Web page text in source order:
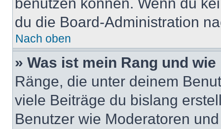
du die Board-Administration
Nach oben
» Was ist mein Rang und
Ränge, die unter deinem
viele Beiträge du bislang
Benutzer wie Moderatoren